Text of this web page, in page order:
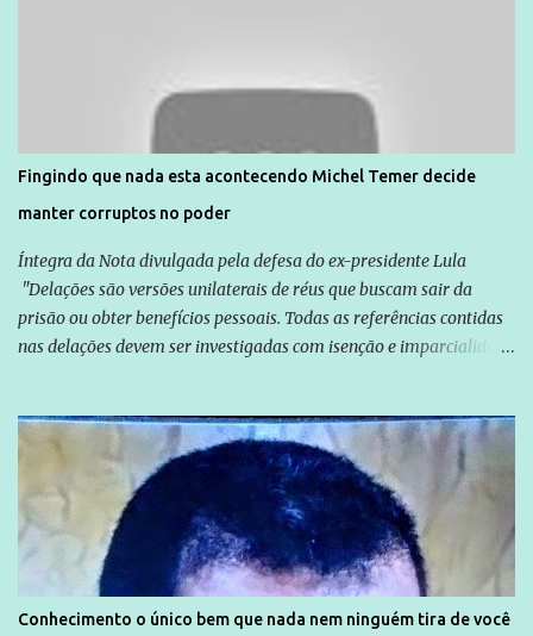
são vítimas de violência, estão em situação de risco ou têm seus
direitos violados. Leia mais: Anistia Internacional cobra do Brasil
solução do caso Amarildo - Terra Brasil
Fingindo que nada esta acontecendo Michel Temer decide
manter corruptos no poder
Íntegra da Nota divulgada pela defesa do ex-presidente Lula
"Delações são versões unilaterais de réus que buscam sair da
prisão ou obter benefícios pessoais. Todas as referências contidas
nas delações devem ser investigadas com isenção e imparcialidade
Globo manteve com o Grupo Odebrecht, citada na delação de
Emílio Odebrecht. Lula sempre atuou para promover o Brasil no
exterior, e não para promover determinadas empresas ou
empresários" Assina a nota o advogado Cristiano Zanin Martins
Conhecimento o único bem que nada nem ninguém tira de você